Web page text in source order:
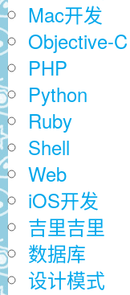
Mac开发
Objective-C
PHP
Python
Ruby
Shell
Web
iOS开发
吉里吉里
数据库
设计模式